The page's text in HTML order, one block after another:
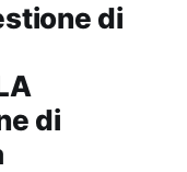
di
di